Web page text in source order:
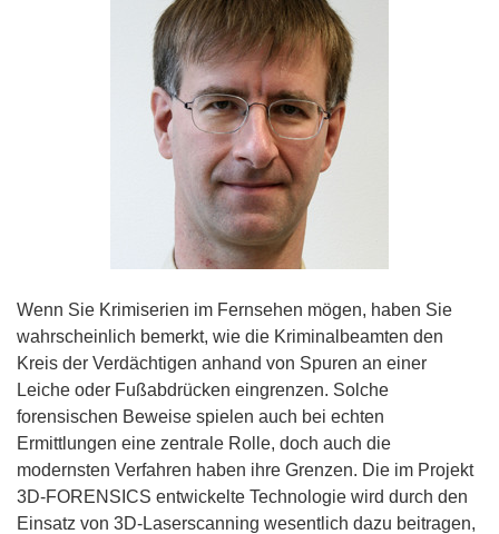
Wenn Sie Krimiserien im Fernsehen mögen, haben Sie
wahrscheinlich bemerkt, wie die Kriminalbeamten den
Kreis der Verdächtigen anhand von Spuren an einer
Leiche oder Fußabdrücken eingrenzen. Solche
forensischen Beweise spielen auch bei echten
Ermittlungen eine zentrale Rolle, doch auch die
modernsten Verfahren haben ihre Grenzen. Die im Projekt
3D-FORENSICS entwickelte Technologie wird durch den
Einsatz von 3D-Laserscanning wesentlich dazu beitragen,